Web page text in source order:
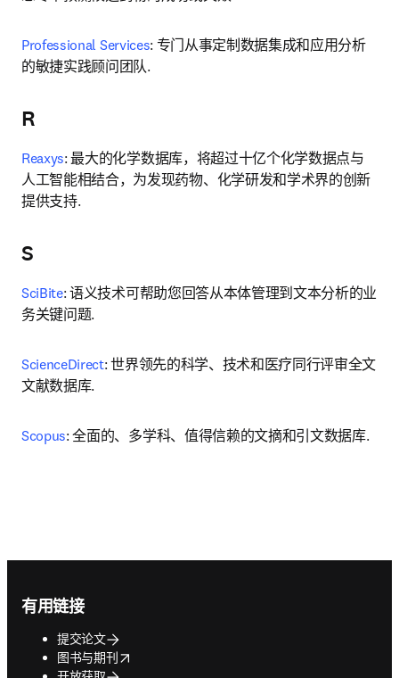
Professional Services: 专门从事定制数据集成和应用分析
的敏捷实践顾问团队.
R
Reaxys: 最大的化学数据库，将超过十亿个化学数据点与
人工智能相结合，为发现药物、化学研发和学术界的创新
提供支持.
S
SciBite: 语义技术可帮助您回答从本体管理到文本分析的业
务关键问题.
ScienceDirect: 世界领先的科学、技术和医疗同行评审全文
文献数据库.
Scopus: 全面的、多学科、值得信赖的文摘和引文数据库.
有用链接
提交论文
图书与期刊
opens in new tab/window